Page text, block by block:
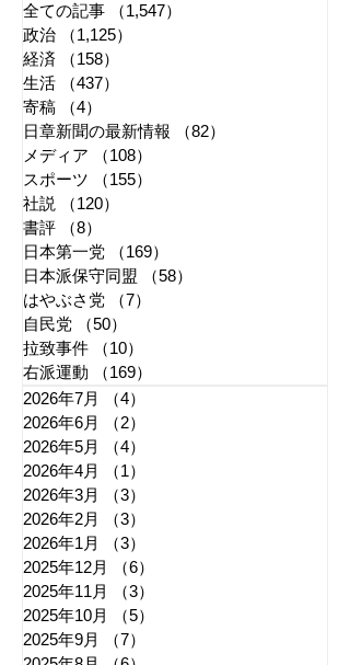
全ての記事 （1,547）
政治
（1,125）
経済
（158）
生活
（437）
寄稿
（4）
日章新聞の最新情報
（82）
メディア
（108）
スポーツ
（155）
社説
（120）
書評
（8）
日本第一党
（169）
日本派保守同盟
（58）
はやぶさ党
（7）
自民党
（50）
拉致事件
（10）
右派運動
（169）
2026年7月
（4）
2026年6月
（2）
2026年5月
（4）
2026年4月
（1）
2026年3月
（3）
2026年2月
（3）
2026年1月
（3）
2025年12月
（6）
2025年11月
（3）
2025年10月
（5）
2025年9月
（7）